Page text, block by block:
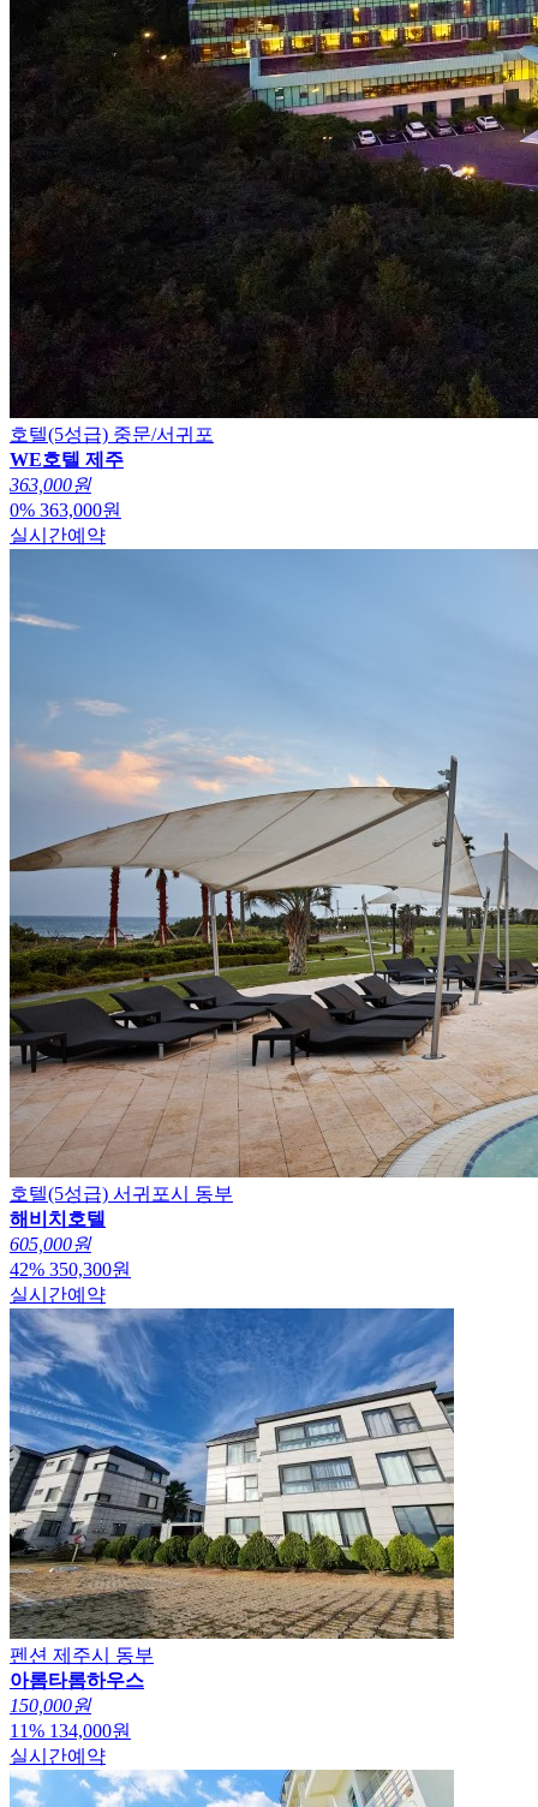
호텔(5성급) 중문/서귀포
WE호텔 제주
363,000원
0% 363,000원
실시간예약
호텔(5성급) 서귀포시 동부
해비치호텔
605,000원
42% 350,300원
실시간예약
펜션 제주시 동부
아롬타롬하우스
150,000원
11% 134,000원
실시간예약